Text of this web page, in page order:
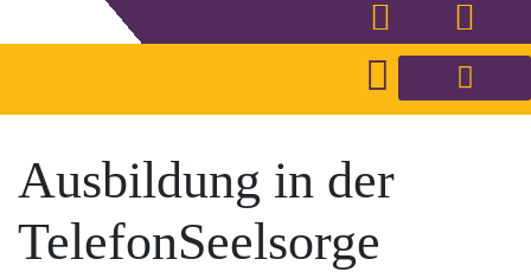
Ausbildung in der
TelefonSeelsorge